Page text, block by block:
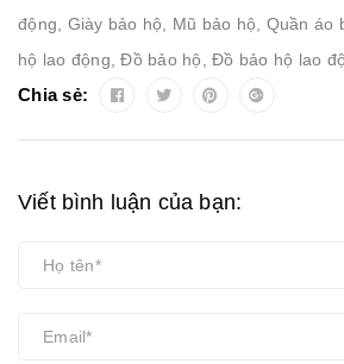
động, Giày bảo hộ, Mũ bảo hộ, Quần áo
hộ lao động,Đồ bảo hộ, Đồ bảo hộ lao
Chia sẻ:
Viết bình luận của bạn: